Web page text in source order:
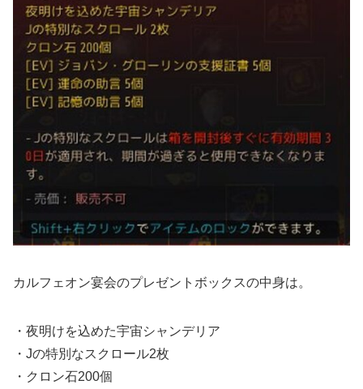
カルフェオン宴会のプレゼントボックスの中身は。
・夜明けを込めた宇宙シャンデリア
・Jの特別なスクロール2枚
・クロン石200個